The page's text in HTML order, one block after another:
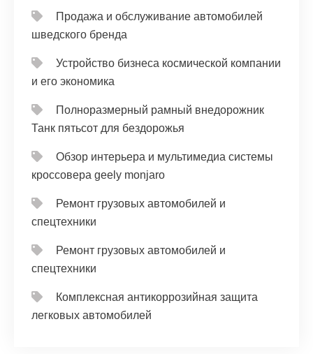
Продажа и обслуживание автомобилей
шведского бренда
Устройство бизнеса космической компании
и его экономика
Полноразмерный рамный внедорожник
Танк пятьсот для бездорожья
Обзор интерьера и мультимедиа системы
кроссовера geely monjaro
Ремонт грузовых автомобилей и
спецтехники
Ремонт грузовых автомобилей и
спецтехники
Комплексная антикоррозийная защита
легковых автомобилей